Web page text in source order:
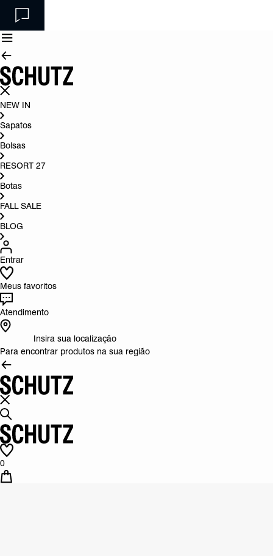
NEW IN
Sapatos
Bolsas
RESORT 27
Botas
FALL SALE
BLOG
Entrar
Meus favoritos
Atendimento
Insira sua localização
Para encontrar produtos na sua região
0